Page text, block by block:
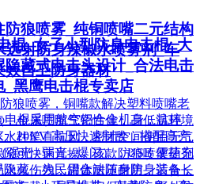
棍_女子小型防身电击棍_大
隐藏式电击头设计_合法电击
_黑鹰电击棍专卖店
电棍采用航空铝合金机身，抗摔
20KV 高压快速制敌，搭配高亮
强光 / 弱光 / 爆闪），USB 便捷充
藏，为民用合法随身防身装备，
防狼喷雾_纯铜喷嘴二元结构
远射防身辣椒水喷雾剂_车
效自卫防身器材
狼喷雾，铜嘴款解决塑料喷嘴老
金属喷嘴气密性佳，高低温环境
柱笔直抗风，密闭空间使用无气
可快速盲操。该款防狼喷雾药剂
久伤残，罐体耐压耐用，适合长